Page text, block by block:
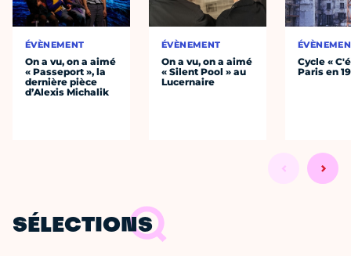
ÉVÈNEMENT
On a vu, on a aimé
« Passeport », la
dernière pièce
d’Alexis Michalik
ÉVÈNEMENT
On a vu, on a aimé
« Silent Pool » au
Lucernaire
Cycle «
Paris en
SÉLECTIONS